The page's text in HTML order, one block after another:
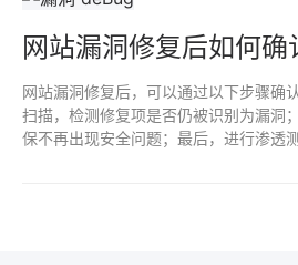
网站漏洞修复后如何确
网站漏洞修复后，可以通过以下步骤确
扫描，检测修复项是否仍被识别为漏洞
保不再出现安全问题；最后，进行渗透